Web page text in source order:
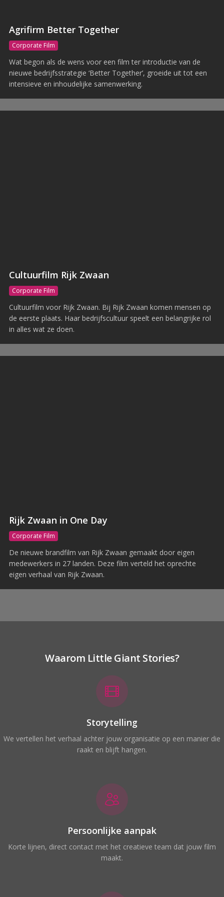
Agrifirm Better Together
Corporate Film
Wat begon als de wens voor een film ter introductie van de
nieuwe bedrijfsstrategie ‘Better Together’, groeide uit tot een
intensieve en inhoudelijke samenwerking.
Cultuurfilm Rijk Zwaan
Corporate Film
Cultuurfilm voor Rijk Zwaan. Bij Rijk Zwaan komen mensen op
de eerste plaats. Haar bedrijfscultuur speelt een belangrijke rol
in alles wat ze doen.
Rijk Zwaan in One Day
Corporate Film
De nieuwe brandfilm van Rijk Zwaan gemaakt door eigen
medewerkers in 27 landen. Deze film verteld het oprechte
eigen verhaal van Rijk Zwaan.
Waarom Little Giant Stories?
Storytelling
We vertellen het verhaal achter jouw organisatie op een manier die
raakt en blijft hangen.
Persoonlijke aanpak
Korte lijnen, direct contact met het creatieve team dat jouw film
maakt.